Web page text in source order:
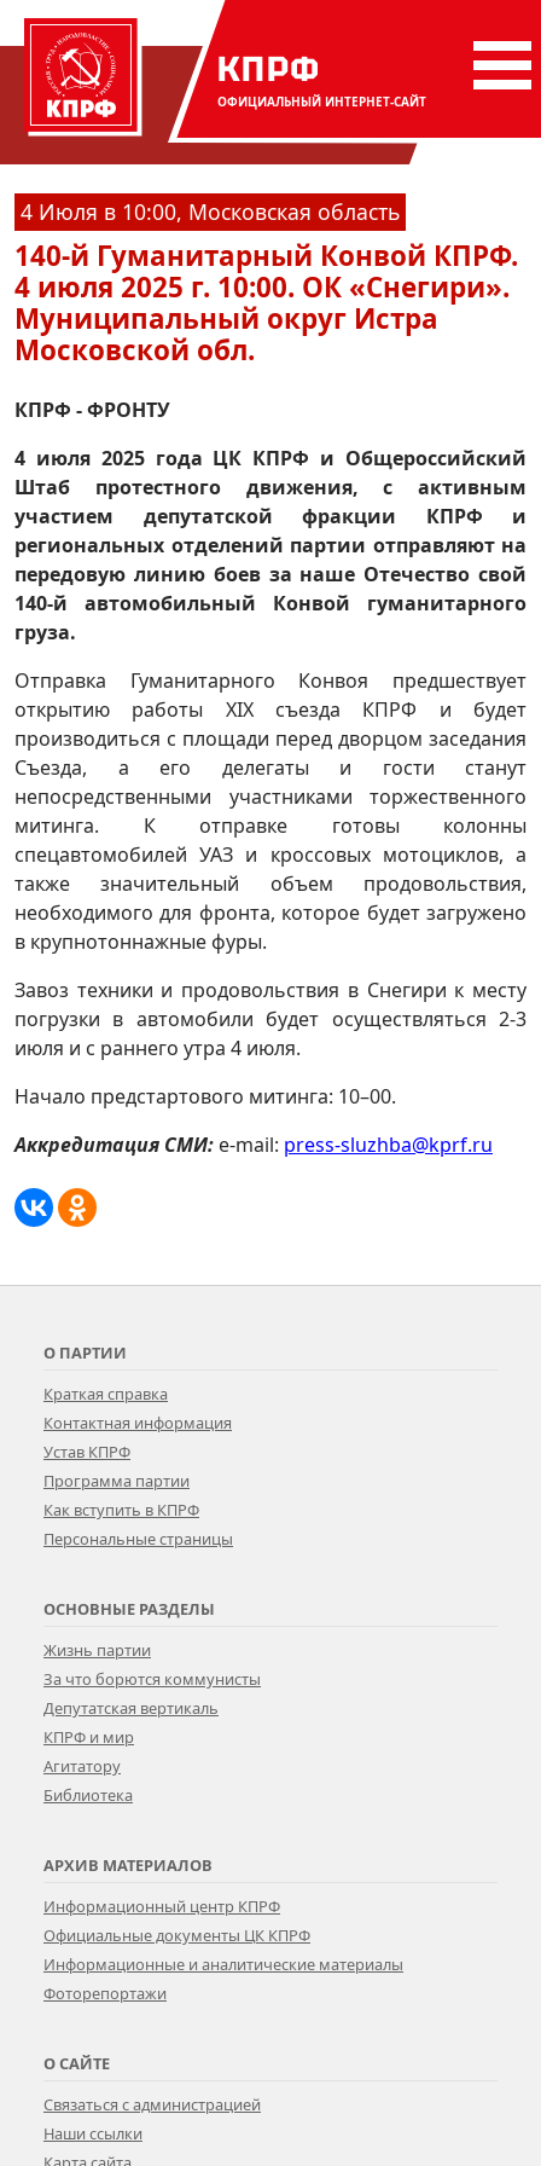
КПРФ
ОФИЦИАЛЬНЫЙ ИНТЕРНЕТ-САЙТ
4 Июля в 10:00, Московская область
140-й Гуманитарный Конвой КПРФ.
4 июля 2025 г. 10:00. ОК «Снегири».
Муниципальный округ Истра
Московской обл.
КПРФ - ФРОНТУ
4 июля 2025 года ЦК КПРФ и Общероссийский
Штаб протестного движения, с активным
участием депутатской фракции КПРФ и
региональных отделений партии отправляют на
передовую линию боев за наше Отечество свой
140-й автомобильный Конвой гуманитарного
груза.
Отправка Гуманитарного Конвоя предшествует
открытию работы ХIХ съезда КПРФ и будет
производиться с площади перед дворцом заседания
Съезда, а его делегаты и гости станут
непосредственными участниками торжественного
митинга. К отправке готовы колонны
спецавтомобилей УАЗ и кроссовых мотоциклов, а
также значительный объем продовольствия,
необходимого для фронта, которое будет загружено
в крупнотоннажные фуры.
Завоз техники и продовольствия в Снегири к месту
погрузки в автомобили будет осуществляться 2-3
июля и с раннего утра 4 июля.
Начало предстартового митинга: 10–00.
Аккредитация СМИ: e-mail: press-sluzhba@kprf.ru
О ПАРТИИ
Краткая справка
Контактная информация
Устав КПРФ
Программа партии
Как вступить в КПРФ
Персональные страницы
ОСНОВНЫЕ РАЗДЕЛЫ
Жизнь партии
За что борются коммунисты
Депутатская вертикаль
КПРФ и мир
Агитатору
Библиотека
АРХИВ МАТЕРИАЛОВ
Информационный центр КПРФ
Официальные документы ЦК КПРФ
Информационные и аналитические материалы
Фоторепортажи
О САЙТЕ
Связаться с администрацией
Наши ссылки